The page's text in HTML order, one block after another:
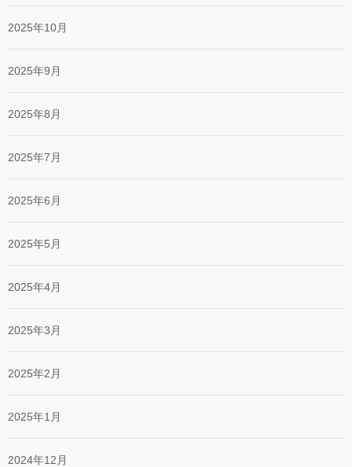
2025年10月
2025年9月
2025年8月
2025年7月
2025年6月
2025年5月
2025年4月
2025年3月
2025年2月
2025年1月
2024年12月